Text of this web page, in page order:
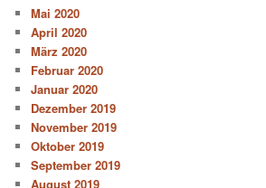
Mai 2020
April 2020
März 2020
Februar 2020
Januar 2020
Dezember 2019
November 2019
Oktober 2019
September 2019
August 2019